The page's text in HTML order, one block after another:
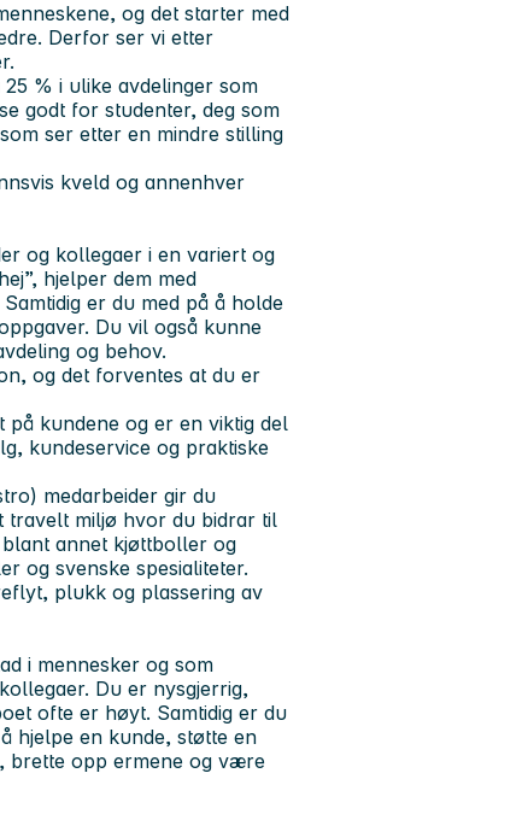
og det starter med
Derfor ser vi etter
% i ulike avdelinger som
godt for studenter, deg som
ser etter en mindre stilling
kveld og annenhver
og kollegaer i en variert og
hjelper dem med
er du med på å holde
Du vil også kunne
og behov.
og det forventes at du er
på kundene og er en viktig del
kundeservice og praktiske
medarbeider gir du
travelt miljø hvor du bidrar til
annet kjøttboller og
og svenske spesialiteter.
plukk og plassering av
i mennesker og som
Du er nysgjerrig,
ofte er høyt. Samtidig er du
hjelpe en kunde, støtte en
brette opp ermene og være